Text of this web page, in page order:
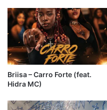
Briisa – Carro Forte (feat.
Hidra MC)